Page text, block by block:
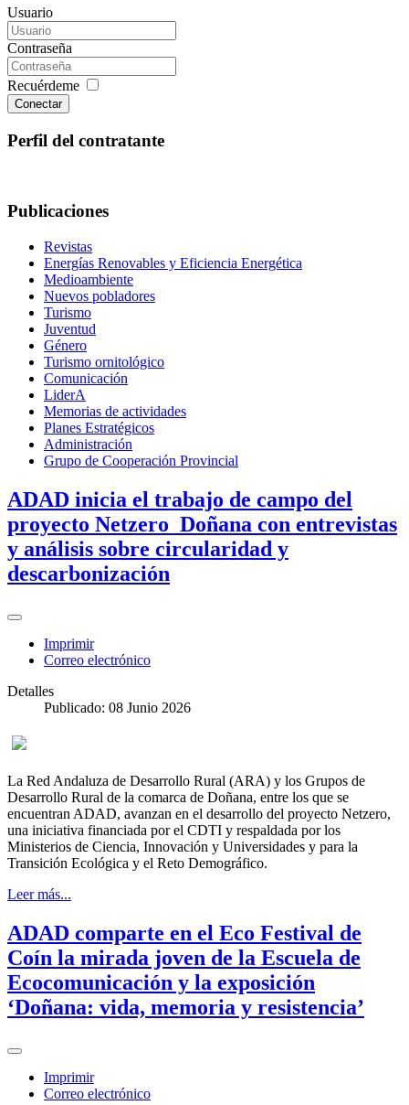
Usuario
Contraseña
Recuérdeme
Conectar
Perfil del contratante
Publicaciones
Revistas
Energías Renovables y Eficiencia Energética
Medioambiente
Nuevos pobladores
Turismo
Juventud
Género
Turismo ornitológico
Comunicación
LiderA
Memorias de actividades
Planes Estratégicos
Administración
Grupo de Cooperación Provincial
ADAD inicia el trabajo de campo del
proyecto Netzero_Doñana con entrevistas
y análisis sobre circularidad y
descarbonización
Imprimir
Correo electrónico
Detalles
Publicado: 08 Junio 2026
La Red Andaluza de Desarrollo Rural (ARA) y los Grupos de
Desarrollo Rural de la comarca de Doñana, entre los que se
encuentran ADAD, avanzan en el desarrollo del proyecto Netzero,
una iniciativa financiada por el CDTI y respaldada por los
Ministerios de Ciencia, Innovación y Universidades y para la
Transición Ecológica y el Reto Demográfico.
Leer más...
ADAD comparte en el Eco Festival de
Coín la mirada joven de la Escuela de
Ecocomunicación y la exposición
‘Doñana: vida, memoria y resistencia’
Imprimir
Correo electrónico